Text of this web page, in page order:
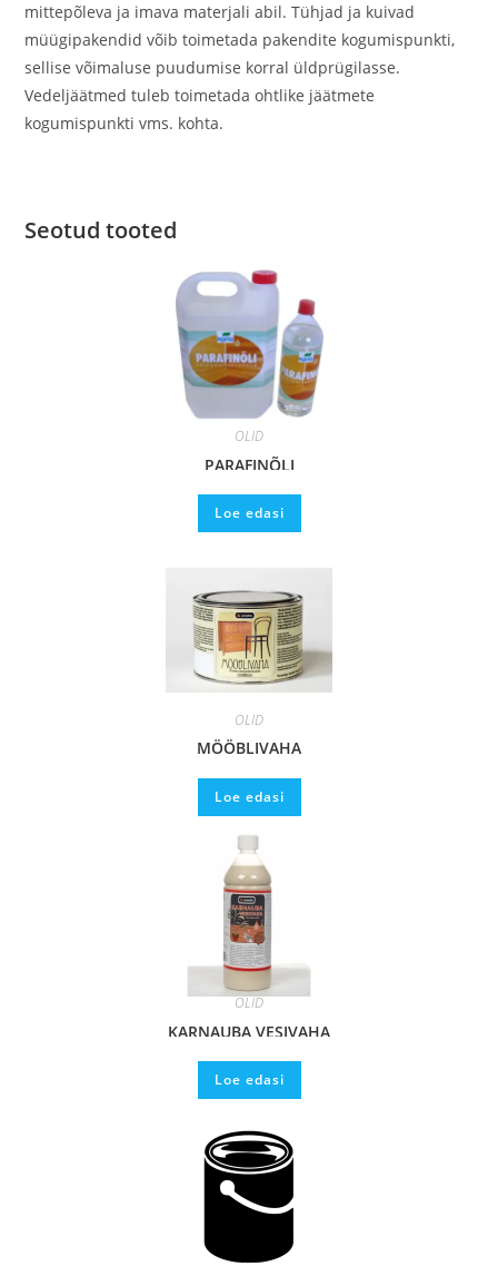
mittepõleva ja imava materjali abil. Tühjad ja kuivad
müügipakendid võib toimetada pakendite kogumispunkti,
sellise võimaluse puudumise korral üldprügilasse.
Vedeljäätmed tuleb toimetada ohtlike jäätmete
kogumispunkti vms. kohta.
Seotud tooted
ÕLID
PARAFINÕLI
Loe edasi
ÕLID
MÖÖBLIVAHA
Loe edasi
ÕLID
KARNAUBA VESIVAHA
Loe edasi